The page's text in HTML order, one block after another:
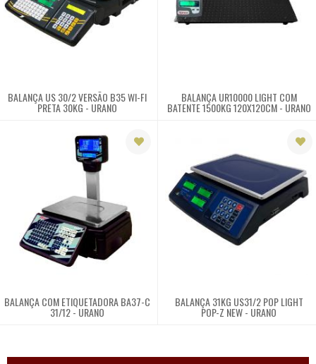
61
32459900
BALANÇA US 30/2 VERSÃO B35 WI-FI
PRETA 30KG - URANO
BALANÇA UR10000 LIGHT COM
BATENTE 1500KG 120X120CM - URANO
BALANÇA COM ETIQUETADORA BA37-C
31/12 - URANO
BALANÇA 31KG US31/2 POP LIGHT
POP-Z NEW - URANO